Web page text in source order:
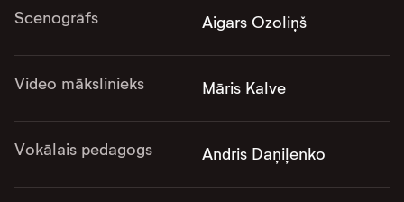
Scenogrāfs Aigars Ozoliņš
Video mākslinieks Māris Kalve
Vokālais pedagogs Andris Daņiļenko